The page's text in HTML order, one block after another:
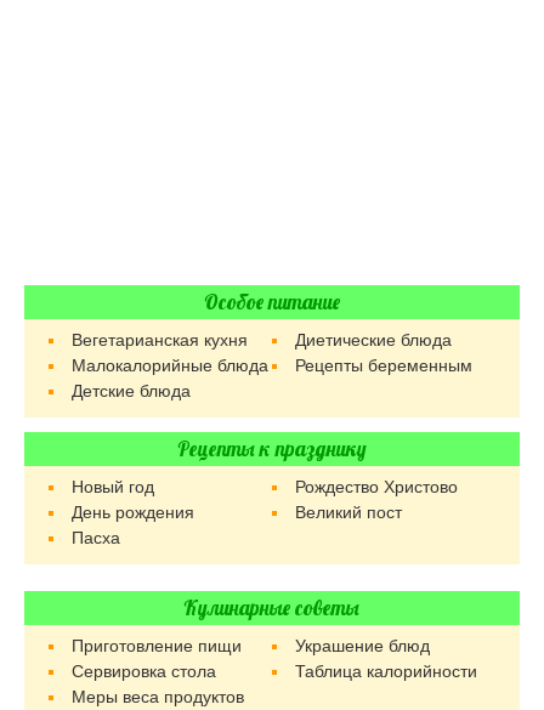
Особое питание
Вегетарианская кухня
Диетические блюда
Малокалорийные блюда
Рецепты беременным
Детские блюда
Рецепты к празднику
Новый год
Рождество Христово
День рождения
Великий пост
Пасха
Кулинарные советы
Приготовление пищи
Украшение блюд
Сервировка стола
Таблица калорийности
Меры веса продуктов